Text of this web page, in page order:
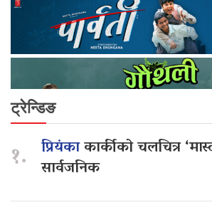
ट्रेन्डिङ
१. प्रियंकाकार्कीको चलचित्र
सार्वजनिक